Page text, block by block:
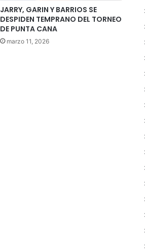
JARRY, GARIN Y BARRIOS SE
DESPIDEN TEMPRANO DEL TORNEO
DE PUNTA CANA
marzo 11, 2026